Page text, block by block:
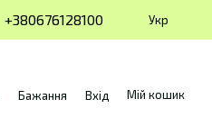
+380676128100 Укр
Бажання Вхід Мій кошик